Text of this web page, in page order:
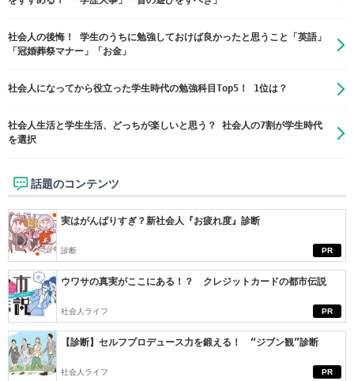
社会人の後悔！ 学生のうちに勉強しておけば良かったと思うこと「英語」
「冠婚葬祭マナー」「お金」
社会人になってから役立った学生時代の勉強科目Top5！ 1位は？
社会人生活と学生生活、どっちが楽しいと思う？ 社会人の7割が学生時代
を選択
話題のコンテンツ
PR
実はがんばりすぎ？新社会人『お疲れ度』診断
診断
PR
ウワサの真実がここにある！？ クレジットカードの都市伝説
社会人ライフ
PR
【診断】セルフプロデュース力を鍛える！ “ジブン観”診断
社会人ライフ